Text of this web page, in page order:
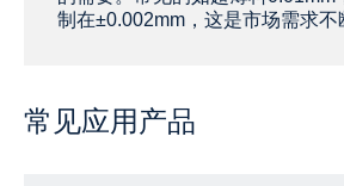
制在±0.002mm，这是市场需求不
常见应用产品